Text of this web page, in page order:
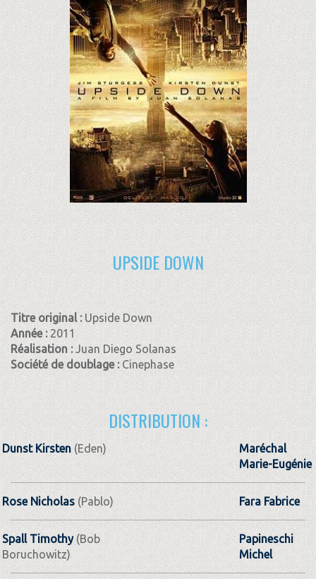
UPSIDE DOWN
Titre original : Upside Down
Année : 2011
Réalisation :Juan Diego Solanas
Société de doublage :Cinephase
DISTRIBUTION :
Dunst Kirsten(Eden)
Maréchal
Marie-Eugénie
Rose Nicholas (Pablo) Fara Fabrice
Spall Timothy(Bob
Boruchowitz)
Papineschi
Michel